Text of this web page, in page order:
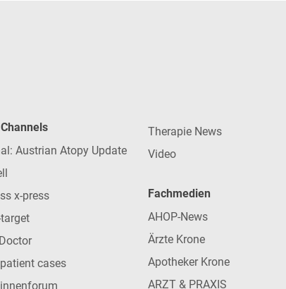
Austrian Atopy Update
x-press
cases
Therapie News
Video
Fachmedien
AHOP-News
Ärzte Krone
Apotheker Krone
ARZT & PRAXIS